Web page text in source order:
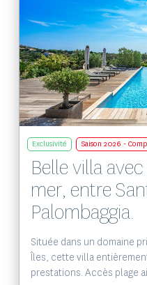
Exclusivité Saison 2026 -
Belle villa
mer, entre
Palombaggia.
Située dans un domaine
Îles, cette villa
prestations. Accès plage